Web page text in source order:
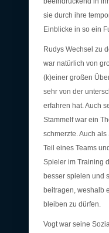
sie durch ihre
Einblicke in so ein
Rudys Wechsel zu
war natürlich von
(k)einer großen
sehr von der
erfahren hat. Auch
Stammelf war ein
schmerzte. Auch
Teil eines Teams
Spieler im Training
besser spielen und
beitragen, weshalb
bleiben zu dürfen.
Vogt war seine